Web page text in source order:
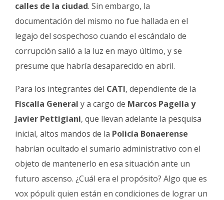
calles de la ciudad. Sin embargo, la
documentación del mismo no fue hallada en el
legajo del sospechoso cuando el escándalo de
corrupción salió a la luz en mayo último, y se
presume que habría desaparecido en abril.
Para los integrantes del CATI, dependiente de la
Fiscalía General y a cargo de Marcos Pagella y
Javier Pettigiani, que llevan adelante la pesquisa
inicial, altos mandos de la Policía Bonaerense
habrían ocultado el sumario administrativo con el
objeto de mantenerlo en esa situación ante un
futuro ascenso. ¿Cuál era el propósito? Algo que es
vox pópuli: quien están en condiciones de lograr un